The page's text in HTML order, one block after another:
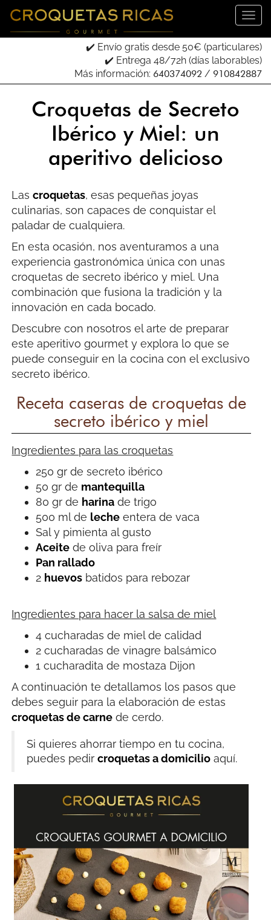
✔️ Envío gratis desde 50€ (particulares)
✔️ Entrega 48/72h (días laborables)
Más información: 640374092 / 910842887
Croquetas de Secreto
Ibérico y Miel: un
aperitivo delicioso
Lascroquetas, esas pequeñas joyas
culinarias, son capaces de conquistar el
paladar de cualquiera.
En esta ocasión, nos aventuramos a una
experiencia gastronómica única con unas
croquetas de secreto ibérico y miel. Una
combinación que fusiona la tradición y la
innovación en cada bocado.
Descubre con nosotros el arte de preparar
este aperitivo gourmet y explora lo que se
puede conseguir en la cocina con el exclusivo
secreto ibérico.
Receta caseras de croquetas de
secreto ibérico y miel
Ingredientes para las croquetas
250 gr de secreto ibérico
50 gr de mantequilla
80 gr de harina de trigo
500 ml de leche entera de vaca
Sal y pimienta al gusto
Aceite de oliva para freír
Pan rallado
2 huevos batidos para rebozar
Ingredientes para hacer la salsa de miel
4 cucharadas de miel de calidad
2 cucharadas de vinagre balsámico
1 cucharadita de mostaza Dijon
A continuación te detallamos los pasos que
debes seguir para la elaboración de estas
croquetas de carne de cerdo.
Si quieres ahorrar tiempo en tu cocina,
puedes pedircroquetas a domicilio aquí.